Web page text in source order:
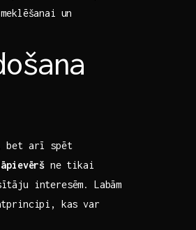
un
bet ​arī​ spēt
‍ne tikai
interesēm. Labām
kas var